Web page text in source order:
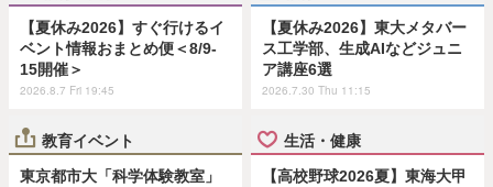
【夏休み2026】すぐ行けるイ
ベント情報おまとめ便＜8/9-
15開催＞
2026.8.7 Fri 19:45
【夏休み2026】東大メタバー
ス工学部、生成AIなどジュニ
ア講座6選
2026.7.30 Thu 11:15
教育イベント
東京都市大「科学体験教室」
生活・健康
【高校野球2026夏】東海大甲